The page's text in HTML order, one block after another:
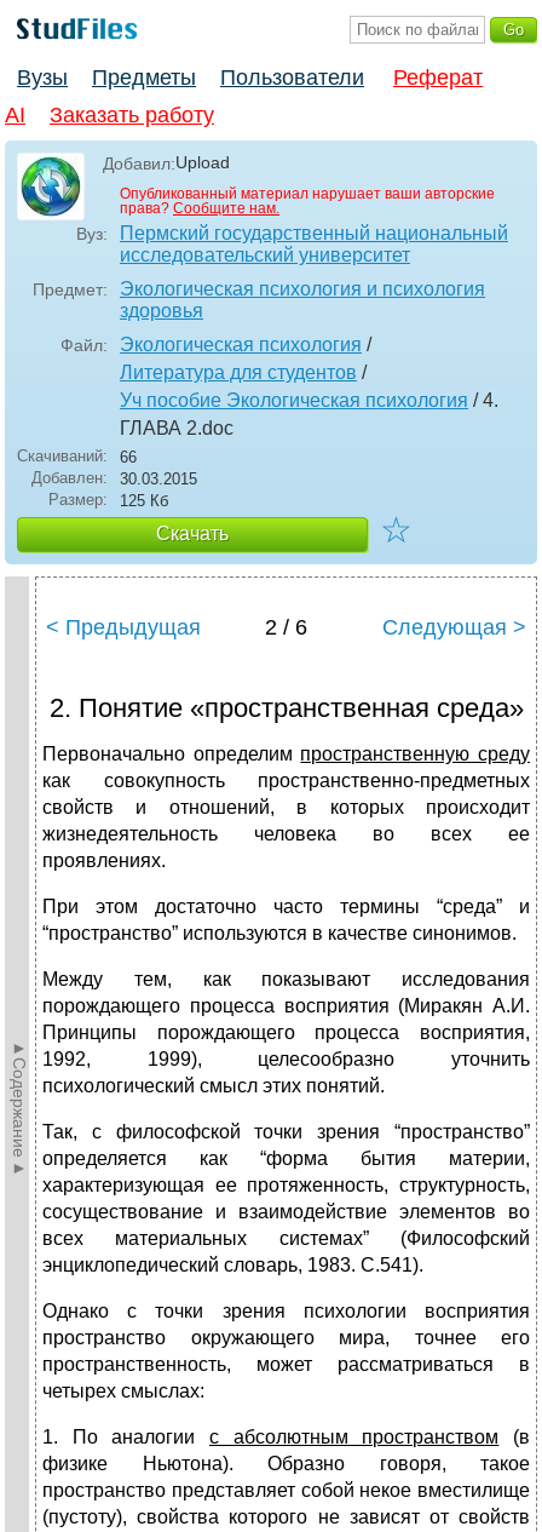
Вузы Предметы Пользователи
Реферат
AI
Заказать работу
Добавил:Upload
Опубликованный материал нарушает ваши авторские
права? Сообщите нам.
Вуз:
Пермский государственный национальный
исследовательский университет
Предмет:
Экологическая психология и психология
здоровья
Файл: Экологическая психология /
Литература для студентов /
Уч пособие Экологическая психология / 4.
ГЛАВА 2.doc
Скачиваний:
66
Добавлен:
30.03.2015
Размер:
125 Кб
Скачать ☆
►Содержание►
< Предыдущая 2 / 6 Следующая >
2. Понятие «пространственная среда»
Первоначально определим пространственную среду
как совокупность пространственно-предметных
свойств и отношений, в которых происходит
жизнедеятельность человека во всех ее
проявлениях.
При этом достаточно часто термины “среда” и
“пространство” используются в качестве синонимов.
Между тем, как показывают исследования
порождающего процесса восприятия (Миракян А.И.
Принципы порождающего процесса восприятия,
1992, 1999), целесообразно уточнить
психологический смысл этих понятий.
Так, с философской точки зрения “пространство”
определяется как “форма бытия материи,
характеризующая ее протяженность, структурность,
сосуществование и взаимодействие элементов во
всех материальных системах” (Философский
энциклопедический словарь, 1983. С.541).
Однако с точки зрения психологии восприятия
пространство окружающего мира, точнее его
пространственность, может рассматриваться в
четырех смыслах:
1. По аналогии с абсолютным пространством (в
физике Ньютона). Образно говоря, такое
пространство представляет собой некое вместилище
(пустоту), свойства которого не зависят от свойств